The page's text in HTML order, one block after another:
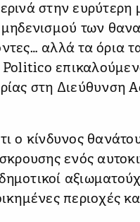
στην ευρύτερη
μηδενισμού των
αλλά τα όρια
στη Διεύθυνση
ο κίνδυνος
ενός
περιοχές